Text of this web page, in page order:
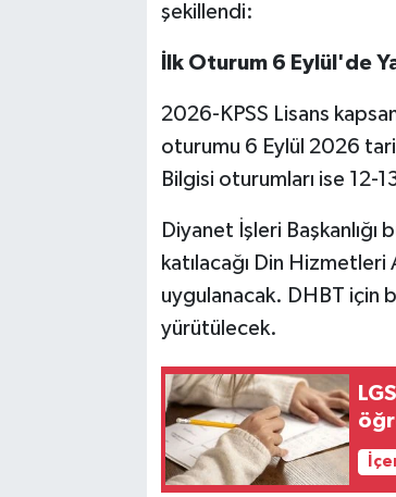
şekillendi:
İlk Oturum 6 Eylül'de
2026-KPSS Lisans
oturumu 6 Eylül 2026
Bilgisi oturumları ise 12-
Diyanet İşleri
katılacağı Din
uygulanacak. DHBT için
yürütülecek.